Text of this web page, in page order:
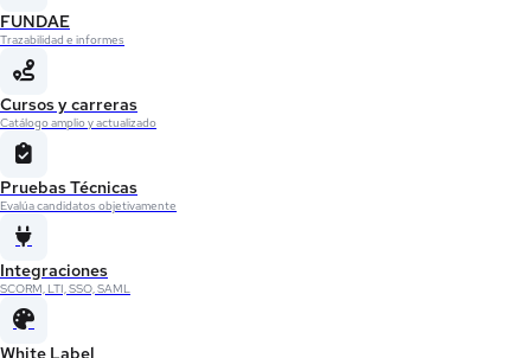
FUNDAE
Trazabilidad e informes
Cursos y carreras
Catálogo amplio y actualizado
Pruebas Técnicas
Evalúa candidatos objetivamente
Integraciones
SCORM, LTI, SSO, SAML
White Label